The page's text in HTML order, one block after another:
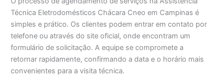
Técnica Eletrodomésticos Chácara Cneo em Campinas é
simples e prático. Os clientes podem entrar em contato por
telefone ou através do site oficial, onde encontram um
formulário de solicitação. A equipe se compromete a
retornar rapidamente, confirmando a data e o horário mais
convenientes para a visita técnica.